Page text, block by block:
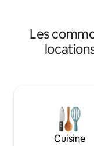
Les
Cuisine